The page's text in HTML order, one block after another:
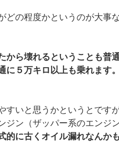
どの程度かというのが大事
から壊れるということも普
に５万キロ以上も乗れます。
すいと思うかというとです
ジン（ザッパー系のエンジ
的に古くオイル漏れなんか